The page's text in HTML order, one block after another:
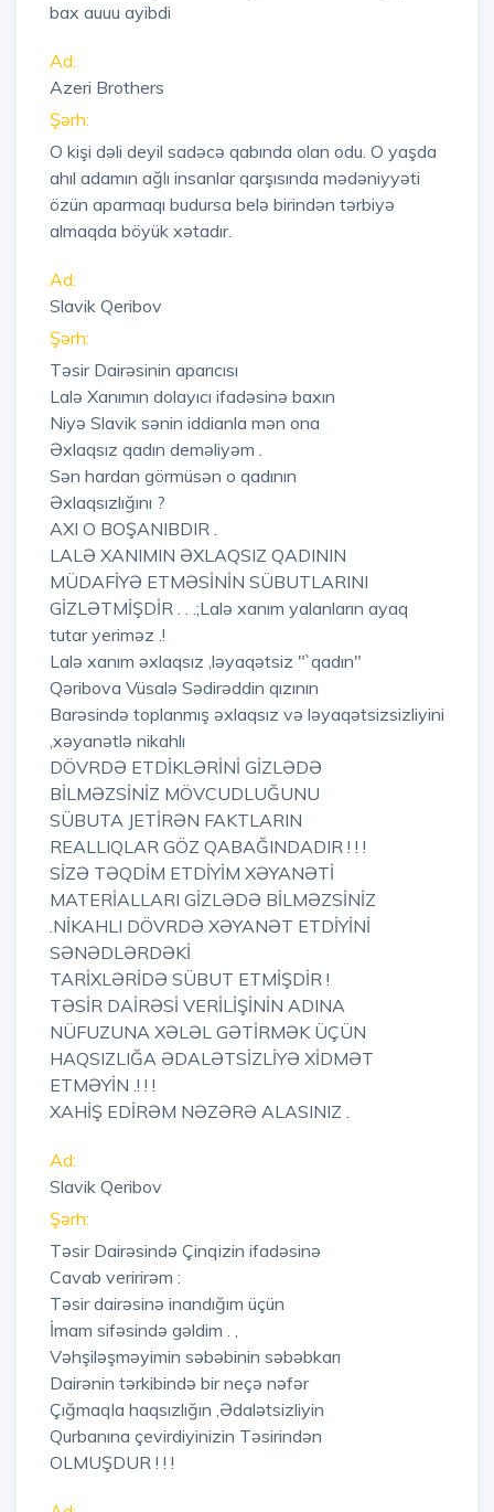
bax auuu ayibdi
Ad:
Azeri Brothers
Şərh:
O kişi dəli deyil sadəcə qabında olan odu. O yaşda
ahıl adamın ağlı insanlar qarşısında mədəniyyəti
özün aparmaqı budursa belə birindən tərbiyə
almaqda böyük xətadır.
Ad:
Slavik Qeribov
Şərh:
Təsir Dairəsinin aparıcısı
Lalə Xanımın dolayıcı ifadəsinə baxın
Niyə Slavik sənin iddianla mən ona
Əxlaqsız qadın deməliyəm .
Sən hardan görmüsən o qadının
Əxlaqsızlığını ?
AXI O BOŞANIBDIR .
LALƏ XANIMIN ƏXLAQSIZ QADININ
MÜDAFİYƏ ETMƏSİNİN SÜBUTLARINI
GİZLƏTMİŞDİR . . .;Lalə xanım yalanların ayaq
tutar yeriməz .!
Lalə xanım əxlaqsız ,ləyaqətsiz "`qadın"
Qəribova Vüsalə Sədirəddin qızının
Barəsində toplanmış əxlaqsız və ləyaqətsizsizliyini
,xəyanətlə nikahlı
DÖVRDƏ ETDİKLƏRİNİ GİZLƏDƏ
BİLMƏZSİNİZ MÖVCUDLUĞUNU
SÜBUTA JETİRƏN FAKTLARIN
REALLIQLAR GÖZ QABAĞINDADIR ! ! !
SİZƏ TƏQDİM ETDİYİM XƏYANƏTİ
MATERİALLARI GİZLƏDƏ BİLMƏZSİNİZ
.NİKAHLI DÖVRDƏ XƏYANƏT ETDİYİNİ
SƏNƏDLƏRDƏKİ
TARİXLƏRİDƏ SÜBUT ETMİŞDİR !
TƏSİR DAİRƏSİ VERİLİŞİNİN ADINA
NÜFUZUNA XƏLƏL GƏTİRMƏK ÜÇÜN
HAQSIZLIĞA ƏDALƏTSİZLİYƏ XİDMƏT
ETMƏYİN .! ! !
XAHİŞ EDİRƏM NƏZƏRƏ ALASINIZ .
Ad:
Slavik Qeribov
Şərh:
Təsir Dairəsində Çinqizin ifadəsinə
Cavab veririrəm :
Təsir dairəsinə inandığım üçün
İmam sifəsində gəldim . ,
Vəhşiləşməyimin səbəbinin səbəbkarı
Dairənin tərkibində bir neçə nəfər
Çığmaqla haqsızlığın ,Ədalətsizliyin
Qurbanına çevirdiyinizin Təsirindən
OLMUŞDUR ! ! !